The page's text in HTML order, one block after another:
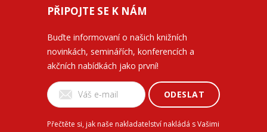
PŘIPOJTE SE K NÁM
Buďte informovaní o našich knižních
novinkách, seminářích, konferencích a
akčních nabídkách jako první!
ODESLAT
Přečtěte si, jak naše nakladatelství nakládá s Vašimi